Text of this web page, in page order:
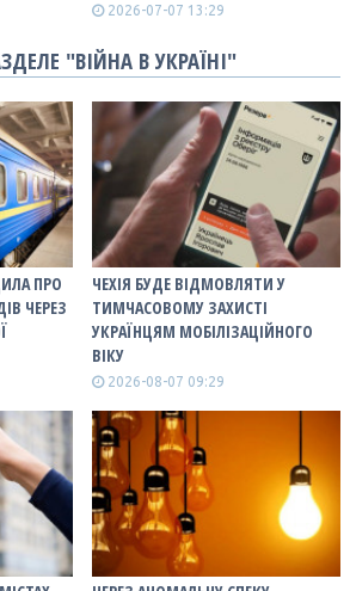
2026-07-07 13:29
"ВІЙНА В УКРАЇНІ"
ПРО
ЧЕРЕЗ
ЧЕХІЯ БУДЕ ВІДМОВЛЯТИ У
ТИМЧАСОВОМУ ЗАХИСТІ
УКРАЇНЦЯМ МОБІЛІЗАЦІЙНОГО
ВІКУ
2026-08-07 09:29